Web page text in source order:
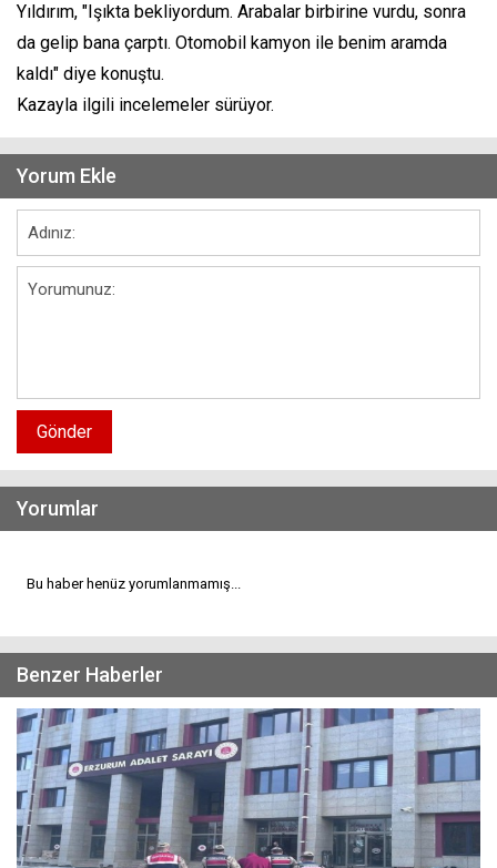
Yıldırım, "Işıkta bekliyordum. Arabalar birbirine vurdu, sonra
da gelip bana çarptı. Otomobil kamyon ile benim aramda
kaldı" diye konuştu.
Kazayla ilgili incelemeler sürüyor.
Yorum Ekle
Gönder
Yorumlar
Bu haber henüz yorumlanmamış...
Benzer Haberler